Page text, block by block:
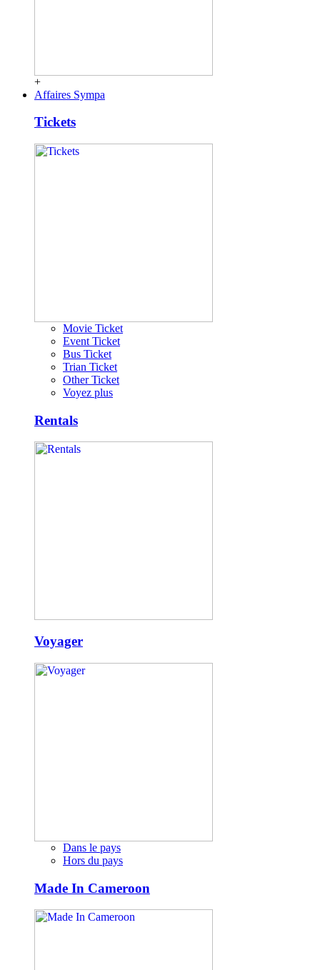
+
Affaires Sympa
Tickets
Movie Ticket
Event Ticket
Bus Ticket
Trian Ticket
Other Ticket
Voyez plus
Rentals
Voyager
Dans le pays
Hors du pays
Made In Cameroon